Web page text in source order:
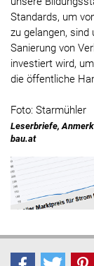
Standards, um
zu gelangen, sind
Sanierung von
investiert wird,
die öffentliche
Foto: Starmühler
Leserbriefe,
bau.at